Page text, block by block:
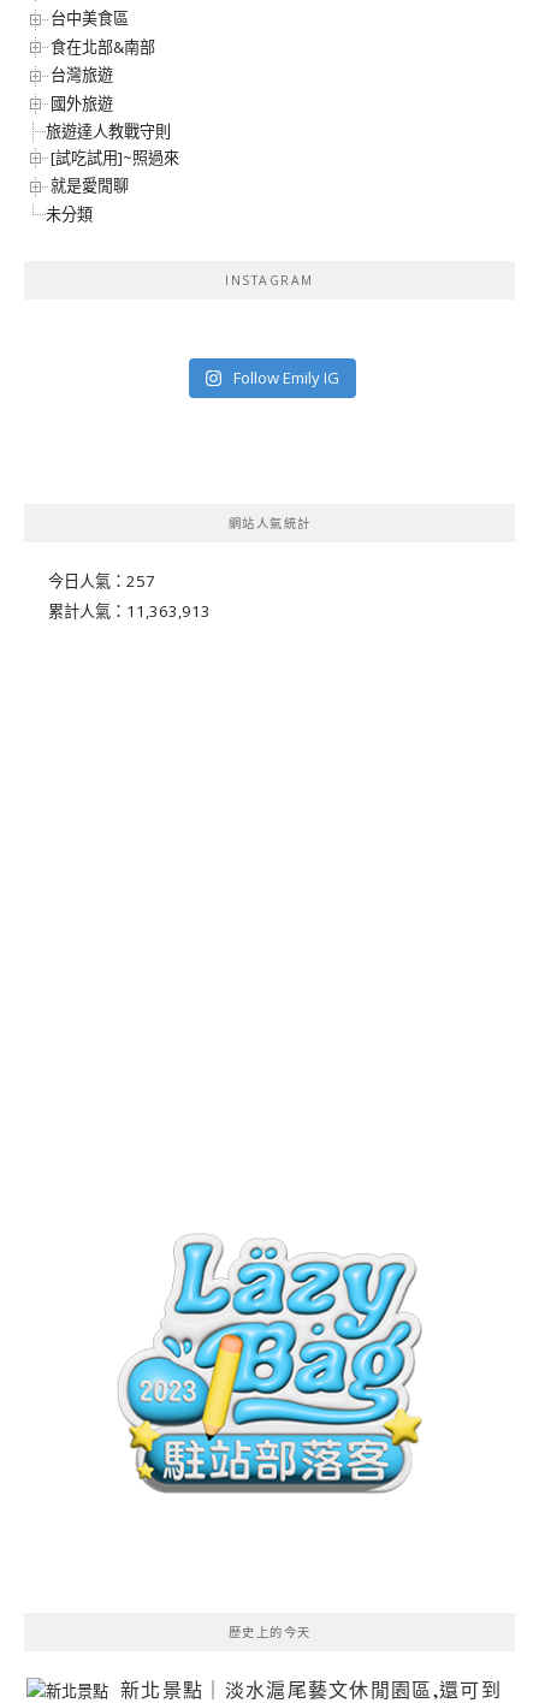
台中美食區
食在北部&南部
台灣旅遊
國外旅遊
旅遊達人教戰守則
[試吃試用]~照過來
就是愛閒聊
未分類
INSTAGRAM
Follow Emily IG
網站人氣統計
今日人氣： 257
累計人氣： 11,363,913
歷史上的今天
新北景點｜淡水滬尾藝文休閒園區,還可到